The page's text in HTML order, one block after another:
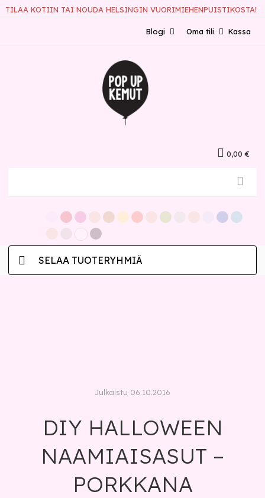
TILAA KOTIIN TAI NOUDA HELSINGIN VUORIMIEHENPUISTIKOSTA!
Kassa
Oma tili
Blogi
0,00 €
SELAA TUOTERYHMIÄ
Julkaistu 06.10.2016
DIY HALLOWEEN
NAAMIAISASUT –
PORKKANA